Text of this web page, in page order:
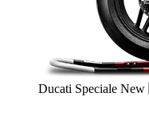
Ducati Speciale New